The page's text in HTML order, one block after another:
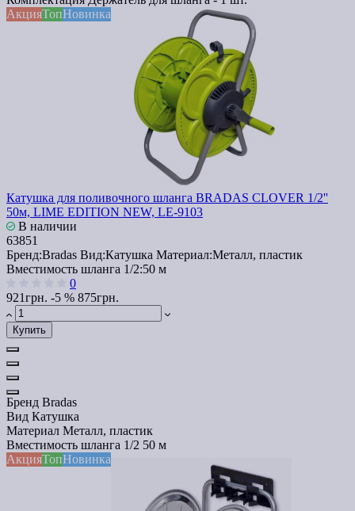
АкцияТопНовинка
Катушка для поливочного шланга BRADAS CLOVER 1/2''
50м, LIME EDITION NEW, LE-9103
В наличии
63851
Бренд:Bradas Вид:Катушка Материал:Металл, пластик
Вместимость шланга 1/2:50 м
0
921грн. -5 % 875грн.
Купить
Бренд Bradas
Вид Катушка
Материал Металл, пластик
Вместимость шланга 1/2 50 м
АкцияТопНовинка